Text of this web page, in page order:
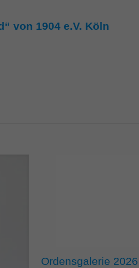
von 1904 e.V. Köln
Ordensgalerie 2026